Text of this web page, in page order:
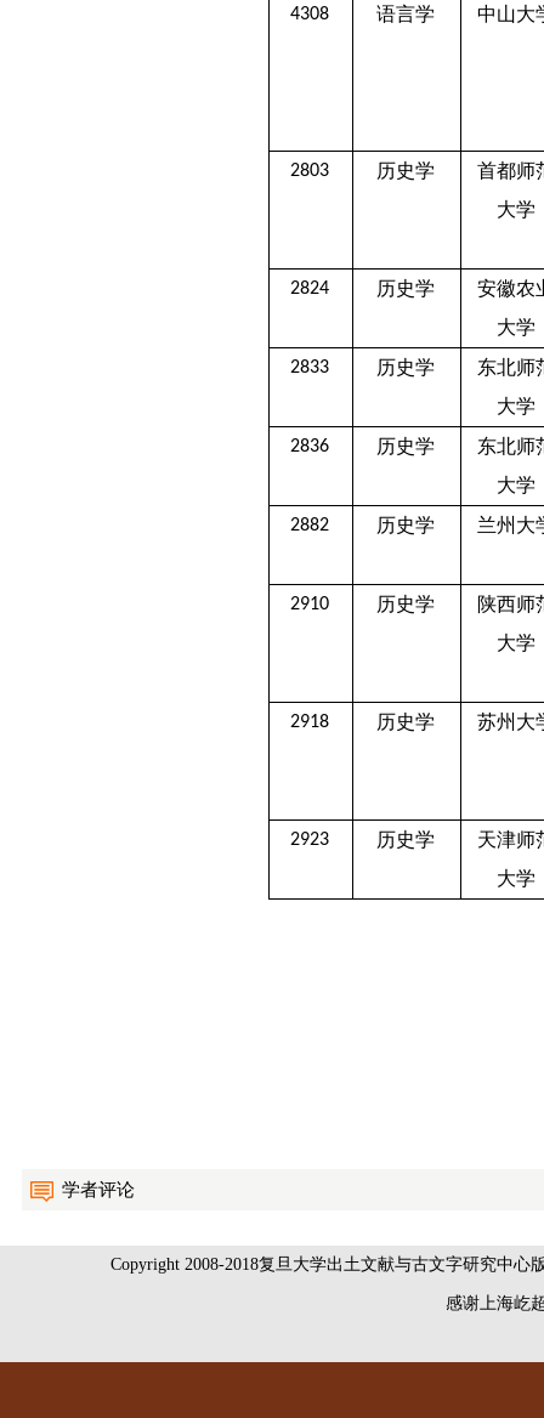
4308 语言学 中山大
2803 历史学
首都师
大学
2824 历史学
安徽农
大学
2833 历史学
东北师
大学
2836 历史学
东北师
大学
2882 历史学 兰州大
2910 历史学
陕西师
大学
2918 历史学 苏州大
2923 历史学
天津师
大学
学者评论
Copyright 2008-2018复旦大学出土文献与古文字研究中
感谢 上海屹